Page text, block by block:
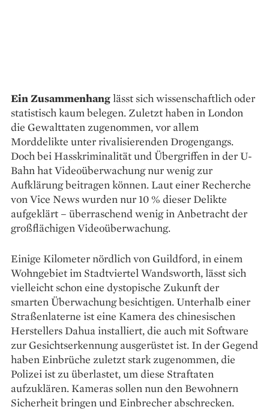
Ein Zusammenhanglässt sich wissenschaftlich oder
statistisch kaum belegen. Zuletzt haben in London
die Gewalttaten zugenommen, vor allem
Morddelikte unter rivalisierenden Drogengangs.
Doch bei Hasskriminalität und Übergriffen in der U-
Bahn hat Videoüber­wachung nur wenig zur
Aufklärung beitragen können. Laut einer Recherche
von Vice News wurden nur 10 % dieser Delikte
aufgeklärt – überraschend wenig in Anbetracht der
groß­flächigen Videoüberwachung.
Einige Kilometer nördlich von Guildford, in einem
Wohngebiet im Stadtviertel Wandsworth, lässt sich
vielleicht schon eine dystopische Zukunft der
smarten Überwachung besichtigen. Unterhalb einer
Straßenlaterne ist eine Kamera des chinesischen
Herstellers Dahua installiert, die auch mit Software
zur Gesichtserkennung ausgerüstet ist. In der Gegend
haben Einbrüche zuletzt stark zugenommen, die
Polizei ist zu überlastet, um diese Straftaten
aufzuklären. Kameras sollen nun den Bewohnern
Sicherheit bringen und Einbrecher abschrecken.